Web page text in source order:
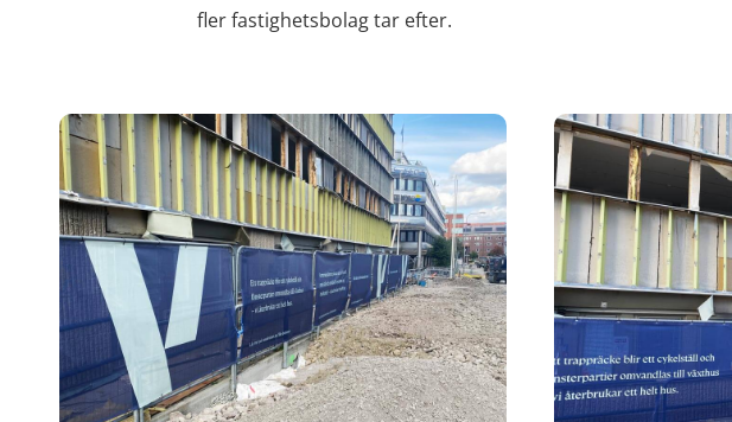
fler fastighetsbolag tar efter.